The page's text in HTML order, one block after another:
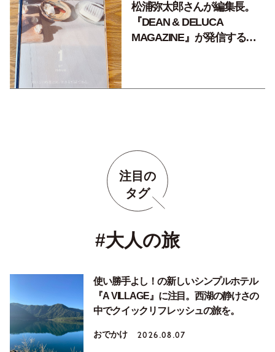
松浦弥太郎さんが編集長。
『DEAN & DELUCA
MAGAZINE』が発信する食
注目の
タグ
#大人の旅
使い勝手よし！の新しいシンプルホテル
『A VILLAGE』に注目。西湖の静けさの
中でクイックリフレッシュの旅を。
おでかけ 2026.08.07